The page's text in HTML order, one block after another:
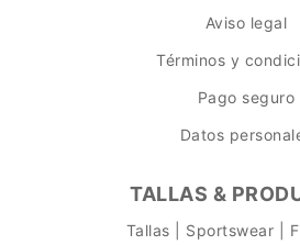
Aviso legal
Términos y
Pago seguro
Datos
TALLAS &
Tallas | Sportswear |